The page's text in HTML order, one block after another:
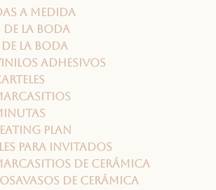
a medida
de la boda
de la boda
adhesivos
plan
para invitados
de cerámica
de cerámica